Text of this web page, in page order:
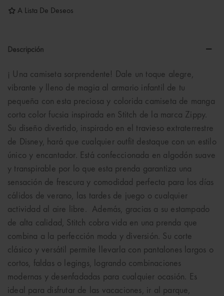
A Lista De Deseos
Descripción
¡ Una camiseta sorprendente! Dale un toque alegre,
vibrante y lleno de magia al armario infantil de tu
pequeña con esta preciosa y colorida camiseta de manga
corta color fucsia inspirada en Stitch de la marca Zippy.
Su diseño divertido, inspirado en el travieso extraterrestre
de Disney, hará que cualquier outfit destaque con un estilo
único y encantador. Está confeccionada en algodón suave
y transpirable por lo que esta prenda garantiza una
sensación de frescura y comodidad perfecta para los días
cálidos de verano, las tardes de juego o cualquier
actividad al aire libre. Además, gracias a su estampado
de alta calidad, Stitch cobra vida en una prenda que
combina a la perfección moda y diversión. Su corte
clásico y versátil permite llevarla con pantalones largos o
cortos, faldas o legings, logrando combinaciones
modernas y desenfadadas para cualquier ocasión. Es
ideal para disfrutar de las vacaciones, ir al parque,